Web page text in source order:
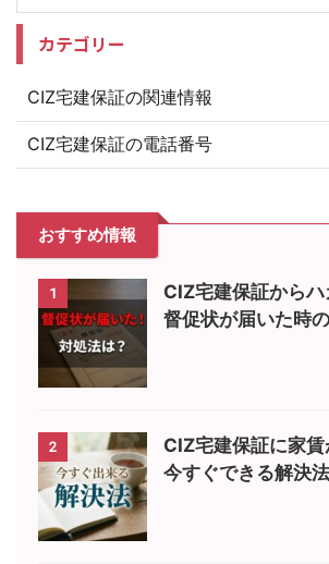
カテゴリー
CIZ宅建保証の関連情報
CIZ宅建保証の電話番号
おすすめ情報
1
CIZ宅建保証から
督促状が届いた時
2
CIZ宅建保証に家賃
今すぐできる解決